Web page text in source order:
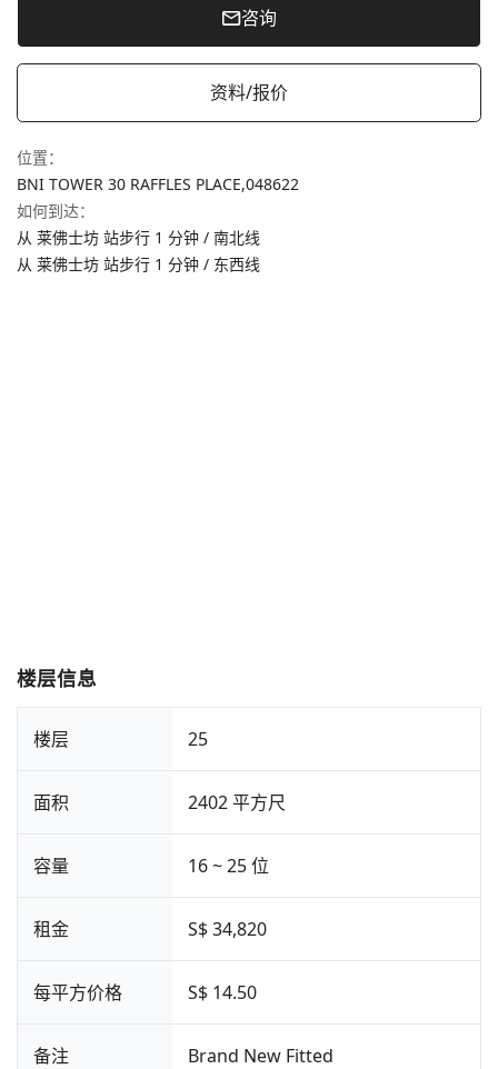
咨询
资料/报价
位置：
BNI TOWER 30 RAFFLES PLACE,048622
如何到达：
从 莱佛士坊 站步行 1 分钟 / 南北线
从 莱佛士坊 站步行 1 分钟 / 东西线
楼层信息
楼层 25
面积 2402 平方尺
容量 16 ~ 25 位
租金 S$ 34,820
每平方价格 S$ 14.50
备注 Brand New Fitted